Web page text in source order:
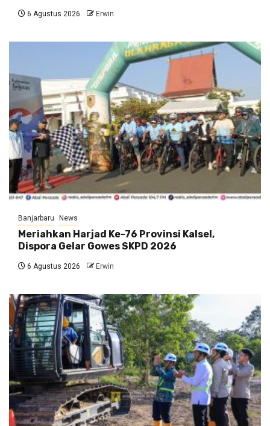
6 Agustus 2026 Erwin
Banjarbaru News
Meriahkan Harjad Ke-76 Provinsi Kalsel,
Dispora Gelar Gowes SKPD 2026
6 Agustus 2026 Erwin